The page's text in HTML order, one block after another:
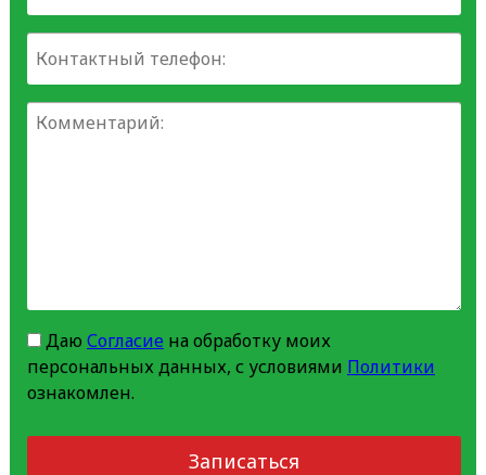
Даю Согласиена обработку моих
персональных данных, с условиями Политики
ознакомлен.
Записаться